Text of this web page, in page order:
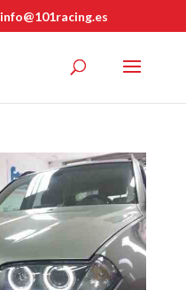
info@101racing.es